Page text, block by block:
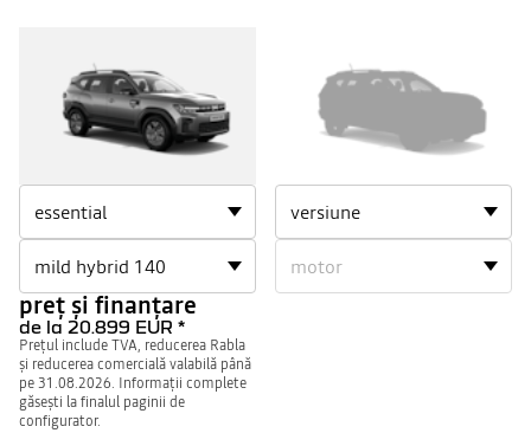
preț și finanțare
de la 20.899 EUR *
Prețul include TVA, reducerea Rabla
și reducerea comercială valabilă până
pe 31.08.2026. Informații complete
găsești la finalul paginii de
configurator.